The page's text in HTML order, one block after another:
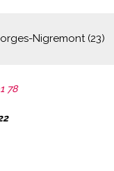
Nigremont (23)
78